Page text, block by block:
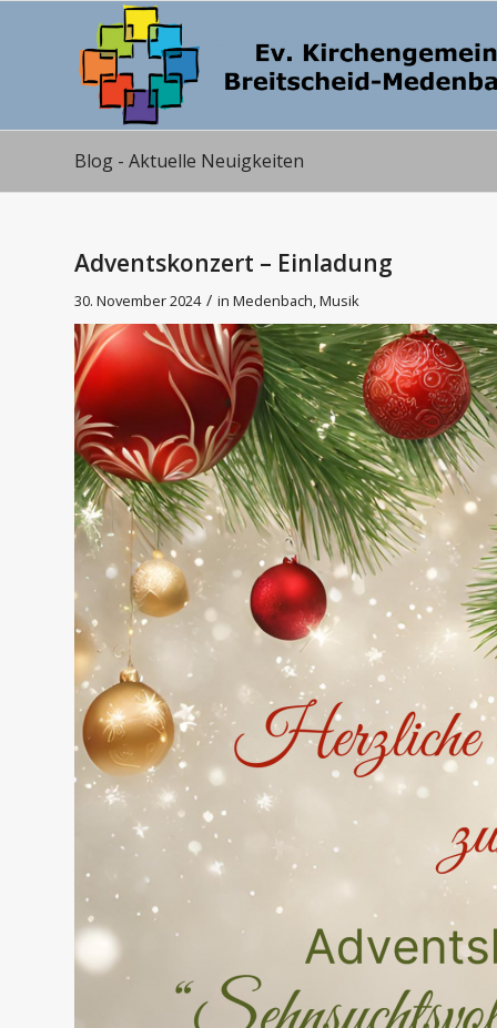
Blog - Aktuelle Neuigkeiten
Adventskonzert – Einladung
30. November 2024 / in Medenbach,Musik